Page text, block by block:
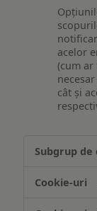
acelor
(cum ar
cât și
Asigurarea
website-
ului